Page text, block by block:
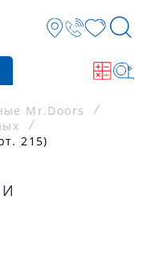
Mr.Doors
215)